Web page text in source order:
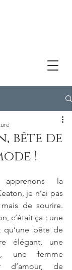
bête de
!
la
je n’ai pas
de sourire.
c’était ça : une
bête de
élégant, une
une femme
d’amour, de